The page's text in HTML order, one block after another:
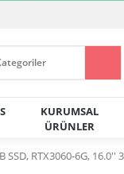
KURUMSAL
ÜRÜNLER
SSD, RTX3060-6G, 16.0''